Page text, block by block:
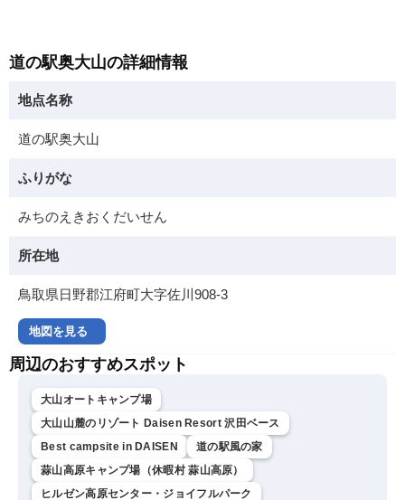
道の駅奥大山の詳細情報
地点名称
道の駅奥大山
ふりがな
みちのえきおくだいせん
所在地
鳥取県日野郡江府町大字佐川908-3
地図を見る
周辺のおすすめスポット
大山オートキャンプ場
大山山麓のリゾート Daisen Resort 沢田ベース
Best campsite in DAISEN
道の駅風の家
蒜山高原キャンプ場（休暇村 蒜山高原）
ヒルゼン高原センター・ジョイフルパーク